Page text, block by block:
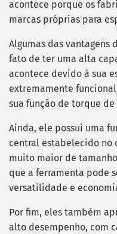
acontece porque os
marcas próprias para
Algumas das vantagens
fato de ter uma alta
acontece devido à sua
extremamente
sua função de torque
Ainda, ele possui uma
central estabelecido no
muito maior de
que a ferramenta pode
versatilidade e
Por fim, eles também
alto desempenho, com